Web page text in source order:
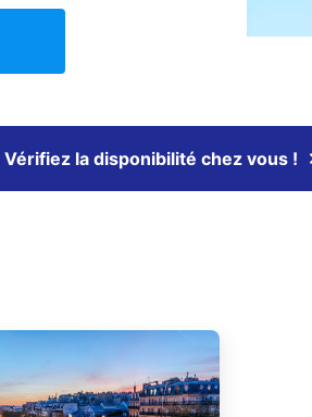
Vérifiez la disponibilité chez vous !